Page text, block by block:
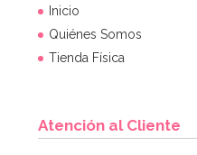
Inicio
Quiénes Somos
Tienda Física
Atención al Cliente